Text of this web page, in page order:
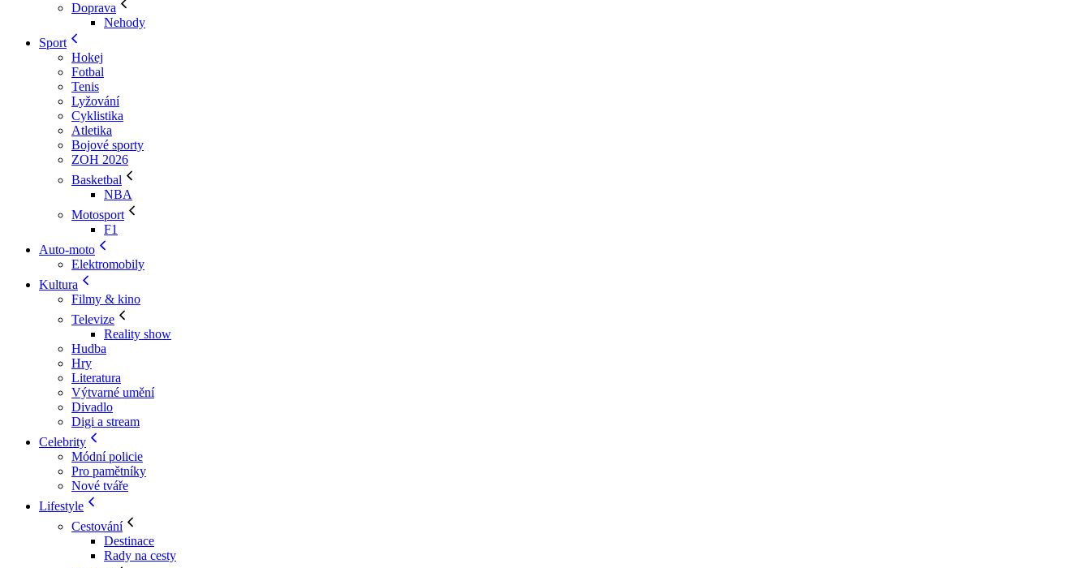
Doprava
Nehody
Sport
Hokej
Fotbal
Tenis
Lyžování
Cyklistika
Atletika
Bojové sporty
ZOH 2026
Basketbal
NBA
Motosport
F1
Auto-moto
Elektromobily
Kultura
Filmy & kino
Televize
Reality show
Hudba
Hry
Literatura
Výtvarné umění
Divadlo
Digi a stream
Celebrity
Módní policie
Pro pamětníky
Nové tváře
Lifestyle
Cestování
Destinace
Rady na cesty